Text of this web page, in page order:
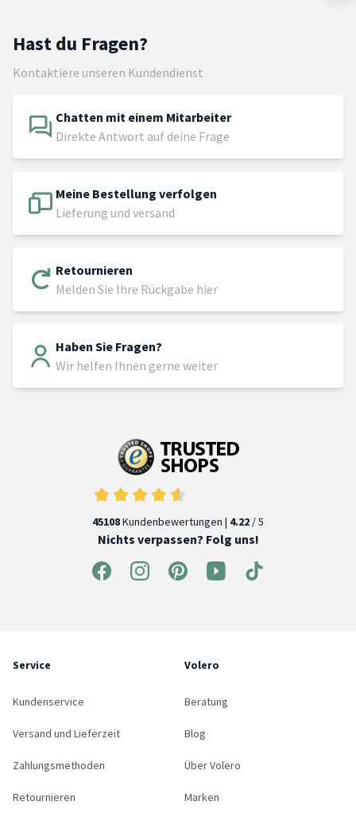
Hast du Fragen?
Kontaktiere unseren Kundendienst
Chatten mit einem Mitarbeiter
Direkte Antwort auf deine Frage
Meine Bestellung verfolgen
Lieferung und versand
Retournieren
Melden Sie Ihre Rückgabe hier
Haben Sie Fragen?
Wir helfen Ihnen gerne weiter
45108Kundenbewertungen | 4.22 / 5
Nichts verpassen? Folg uns!
Service
Kundenservice
Versand und Lieferzeit
Zahlungsmethoden
Retournieren
Volero
Beratung
Blog
Über Volero
Marken